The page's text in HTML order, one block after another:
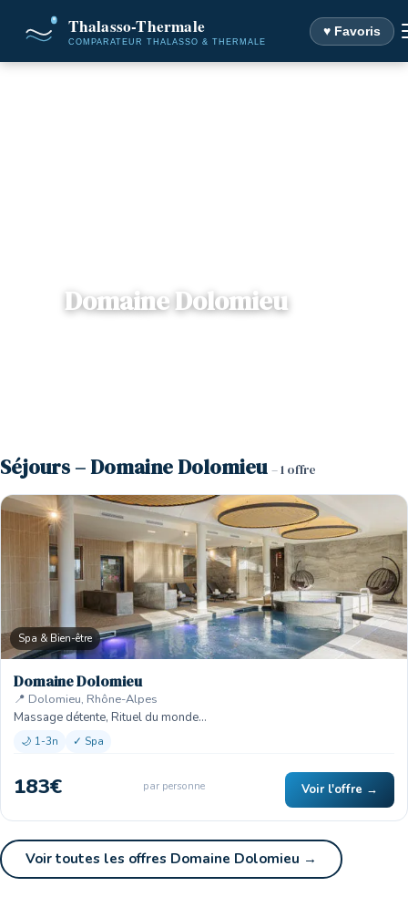
♥ Favoris
Domaine Dolomieu
Séjours – Domaine Dolomieu – 1 offre
Spa & Bien-être
Domaine Dolomieu
📍 Dolomieu, Rhône-Alpes
Massage détente, Rituel du monde…
🌙 1-3n ✓ Spa
183€ par personne Voir l'offre →
Voir toutes les offres Domaine Dolomieu →